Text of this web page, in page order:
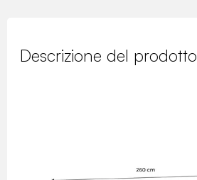
Descrizione del prodotto